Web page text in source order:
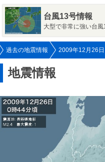
台風13号情報
大型で非常に強い台
過去の地震情報 2009年12月26日
地震情報